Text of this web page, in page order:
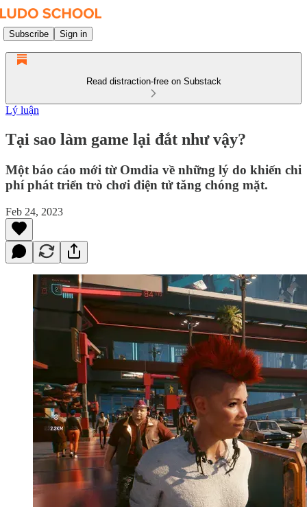
Subscribe Sign in
Read distraction-free on Substack
Lý luận
Tại sao làm game lại đắt như vậy?
Một báo cáo mới từ Omdia về những lý do khiến chi
phí phát triển trò chơi điện tử tăng chóng mặt.
Feb 24, 2023